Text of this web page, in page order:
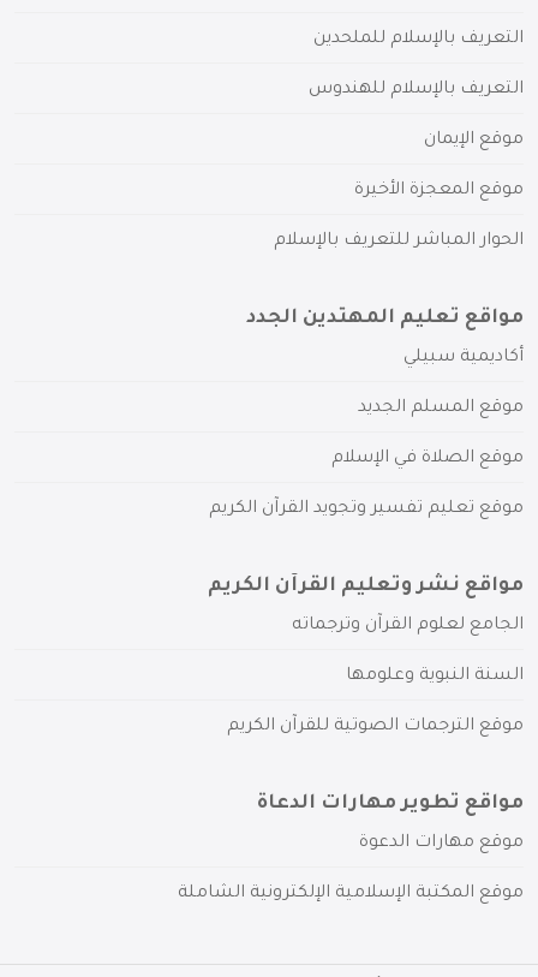
التعريف بالإسلام للملحدين
التعريف بالإسلام للهندوس
موقع الإيمان
موقع المعجزة الأخيرة
الحوار المباشر للتعريف بالإسلام
مواقع تعليم المهتدين الجدد
أكاديمية سبيلي
موقع المسلم الجديد
موقع الصلاة في الإسلام
موقع تعليم تفسير وتجويد القرآن الكريم
مواقع نشر وتعليم القرآن الكريم
الجامع لعلوم القرآن وترجماته
السنة النبوية وعلومها
موقع الترجمات الصوتية للقرآن الكريم
مواقع تطوير مهارات الدعاة
موقع مهارات الدعوة
موقع المكتبة الإسلامية الإلكترونية الشاملة